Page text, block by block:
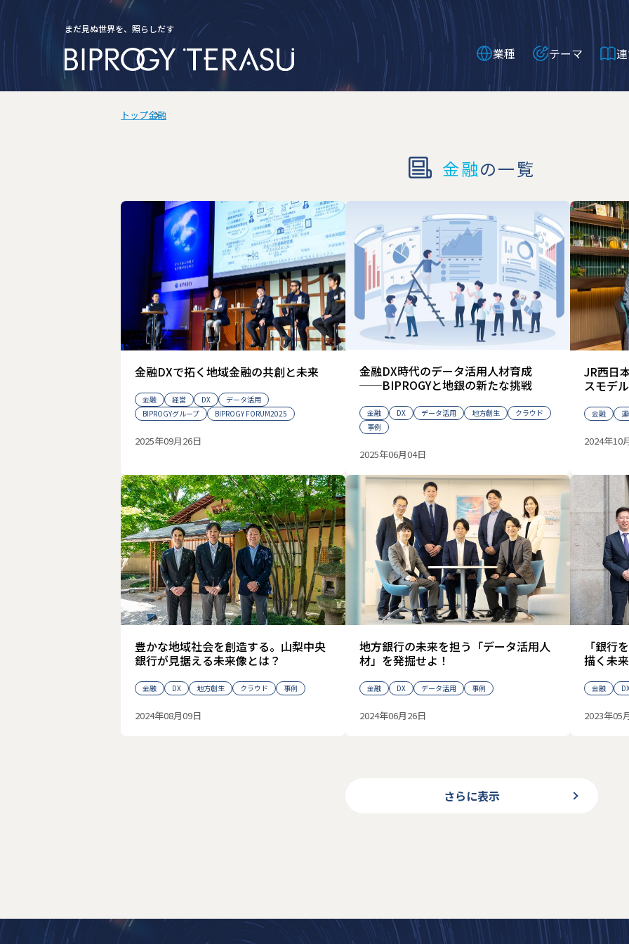
まだ見ぬ世界を、照らしだす
業種 テーマ
検索
トップ金融
金融の一覧
金融DXで拓く地域金融の共創と未来
金融 経営 DX
データ活用
BIPROGYグループ
BIPROGY FORUM2025
2025年09月26日
金融DX時代のデータ活用人材育成
──BIPROGYと地銀の新たな挑戦
金融 DX データ活用 地方創生
クラウド
事例
2025年06月04日
JR西日
スモデ
金融
2024年10
豊かな地域社会を創造する。山梨中央
銀行が見据える未来像とは？
金融 DX 地方創生 クラウド 事例
2024年08月09日
地方銀行の未来を担う「データ活用人
材」を発掘せよ！
金融 DX データ活用 事例
2024年06月26日
「銀行
描く未
金融
2023年05
さらに表示